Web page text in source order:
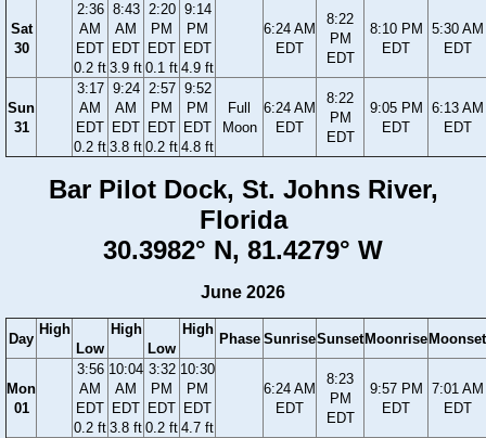
Sat
30
2:36
AM
EDT
0.2 ft
8:43
AM
EDT
3.9 ft
2:20
PM
EDT
0.1 ft
9:14
PM
EDT
4.9 ft
6:24 AM
EDT
8:22
PM
EDT
8:10 PM
EDT
5:30 AM
EDT
Sun
31
3:17
AM
EDT
0.2 ft
9:24
AM
EDT
3.8 ft
2:57
PM
EDT
0.2 ft
9:52
PM
EDT
4.8 ft
Full
Moon
6:24 AM
EDT
8:22
PM
EDT
9:05 PM
EDT
6:13 AM
EDT
Bar Pilot Dock, St. Johns River,
Florida
30.3982° N, 81.4279° W
June 2026
Day
High
Low
High
Low
High
Phase SunriseSunsetMoonriseMoonset
Mon
01
3:56
AM
EDT
0.2 ft
10:04
AM
EDT
3.8 ft
3:32
PM
EDT
0.2 ft
10:30
PM
EDT
4.7 ft
6:24 AM
EDT
8:23
PM
EDT
9:57 PM
EDT
7:01 AM
EDT